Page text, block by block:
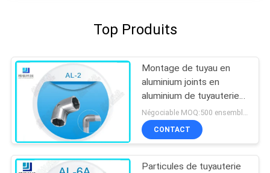
Top Produits
Montage de tuyau en
aluminium joints en
aluminium de tuyauterie
de coude de 90 degrés
pour le tuyau d'OD 28mm
Négociable MOQ:500 ensembles
CONTACT
Particules de tuyauterie